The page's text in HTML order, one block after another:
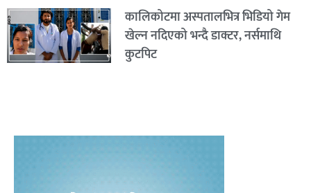
कालिकोटमा अस्पतालभित्र भिडियो गेम
खेल्न नदिएको भन्दै डाक्टर, नर्समाथि
कुटपिट